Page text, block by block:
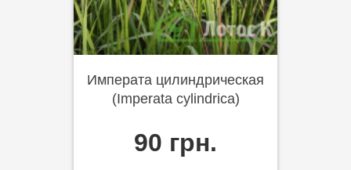
Императа цилиндрическая
(Imperata cylindrica)
90 грн.